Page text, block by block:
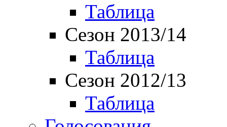
Таблица
Сезон 2013/14
Таблица
Сезон 2012/13
Таблица